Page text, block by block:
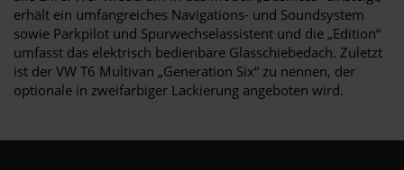
erhält ein umfangreiches Navigations- und Soundsystem
sowie Parkpilot und Spurwechselassistent und die „Edition“
umfasst das elektrisch bedienbare Glasschiebedach. Zuletzt
ist der VW T6 Multivan „Generation Six“ zu nennen, der
optionale in zweifarbiger Lackierung angeboten wird.